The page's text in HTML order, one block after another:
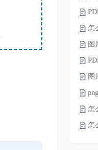
怎
图
怎